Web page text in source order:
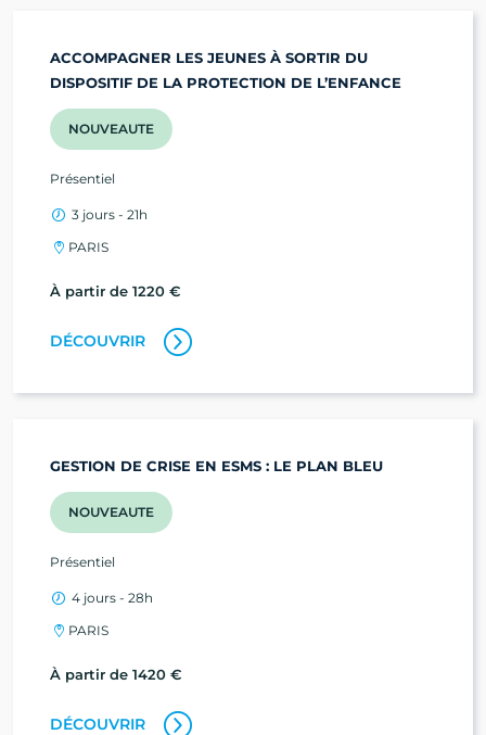
ACCOMPAGNER LES JEUNES À SORTIR DU
DISPOSITIF DE LA PROTECTION DE L’ENFANCE
NOUVEAUTE
Présentiel
3 jours - 21h
PARIS
À partir de 1220 €
DÉCOUVRIR
GESTION DE CRISE EN ESMS : LE PLAN BLEU
NOUVEAUTE
Présentiel
4 jours - 28h
PARIS
À partir de 1420 €
DÉCOUVRIR